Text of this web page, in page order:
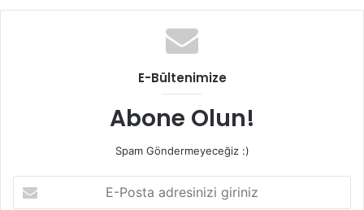
E-Bültenimize
Abone Olun!
Spam Göndermeyeceğiz :)
Posta